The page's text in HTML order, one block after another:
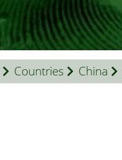
Countries China